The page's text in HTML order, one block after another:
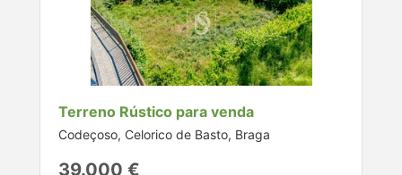
Terreno Rústico para venda
Codeçoso, Celorico de Basto, Braga
39.000 €